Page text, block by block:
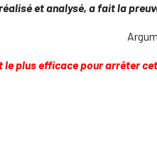
et analysé, a fait la
le plus efficace pour arrêter